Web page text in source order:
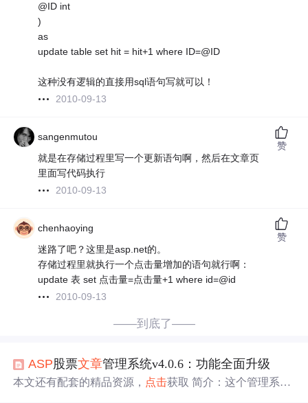
@ID int
)
as
update table set hit = hit+1 where ID=@ID
这种没有逻辑的直接用sql语句写就可以！
2010-09-13
sangenmutou
就是在存储过程里写一个更新语句啊，然后在文章页
里面写代码执行
2010-09-13
赞
chenhaoying
迷路了吧？这里是asp.net的。
存储过程里就执行一个点击量增加的语句就行啊：
update 表 set 点击量=点击量+1 where id=@id
2010-09-13
赞
——到底了——
ASP股票文章管理系统v4.0.6：功能全面升级
本文还有配套的精品资源， 点击获取 简介：这个管理系统